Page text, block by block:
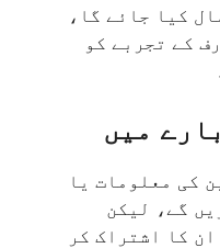
کیا جائے گا،
کے تجربے کو
میں
کی معلومات یا
گے، لیکن
کا اشتراک کر